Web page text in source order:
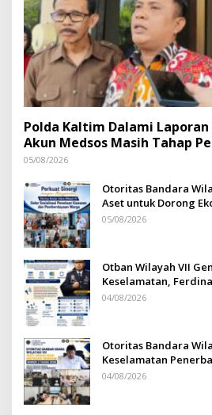
Polda Kaltim Dalami Laporan
Akun Medsos Masih Tahap
05/08/2026
Otoritas Bandara
Aset untuk Dorong
Sepinggan
05/08/2026
Otban Wilayah VII
Keselamatan,
Safety Harus Jadi
04/08/2026
Otoritas Bandara
Keselamatan
04/08/2026